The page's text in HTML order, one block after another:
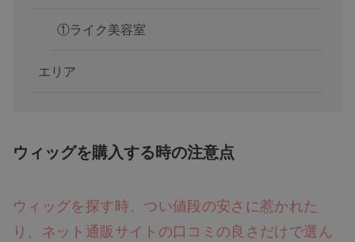
①ライク美容室
エリア
ウィッグを購入する時の注意点
ウィッグを探す時、つい値段の安さに惹かれた
り、ネット通販サイトの口コミの良さだけで選ん